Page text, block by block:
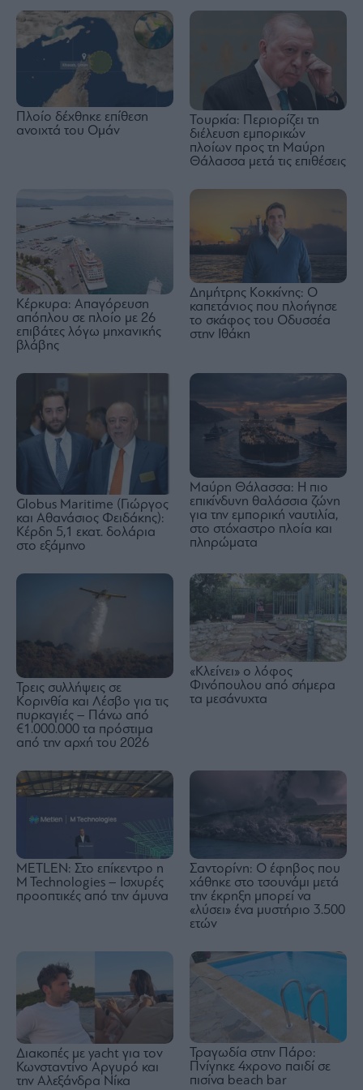
Πλοίο δέχθηκε επίθεση
ανοιχτά του Ομάν
Τουρκία: Περιορίζει τη
διέλευση εμπορικών
πλοίων προς τη Μαύρη
Θάλασσα μετά τις επιθέσεις
Κέρκυρα: Απαγόρευση
απόπλου σε πλοίο με 26
επιβάτες λόγω μηχανικής
βλάβης
Δημήτρης Κοκκίνης: Ο
καπετάνιος που πλοήγησε
το σκάφος του Οδυσσέα
στην Ιθάκη
Globus Maritime (Γιώργος
και Αθανάσιος Φειδάκης):
Κέρδη 5,1 εκατ. δολάρια
στο εξάμηνο
Μαύρη Θάλασσα: Η πιο
επικίνδυνη θαλάσσια ζώνη
για την εμπορική ναυτιλία,
στο στόχαστρο πλοία και
πληρώματα
Τρεις συλλήψεις σε
Κορινθία και Λέσβο για τις
πυρκαγιές – Πάνω από
€1.000.000 τα πρόστιμα
από την αρχή του 2026
«Κλείνει» ο λόφος
Φινόπουλου από σήμερα
τα μεσάνυχτα
METLEN: Στο επίκεντρο η
M Technologies – Ισχυρές
προοπτικές από την άμυνα
Σαντορίνη: Ο έφηβος που
χάθηκε στο τσουνάμι μετά
την έκρηξη μπορεί να
«λύσει» ένα μυστήριο 3.500
ετών
Διακοπές με yacht για τον
Κωνσταντίνο Αργυρό και
την Αλεξάνδρα Νίκα
Τραγωδία στην Πάρο:
Πνίγηκε 4χρονο παιδί σε
πισίνα beach bar